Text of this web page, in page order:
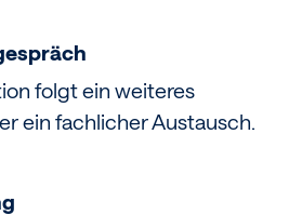
folgt ein weiteres
ein fachlicher Austausch.